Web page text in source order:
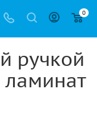
0
ручкой
ламинат